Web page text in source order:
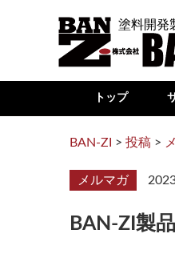
トップ
BAN-ZI > 投稿 >
メルマガ
BAN-ZI製